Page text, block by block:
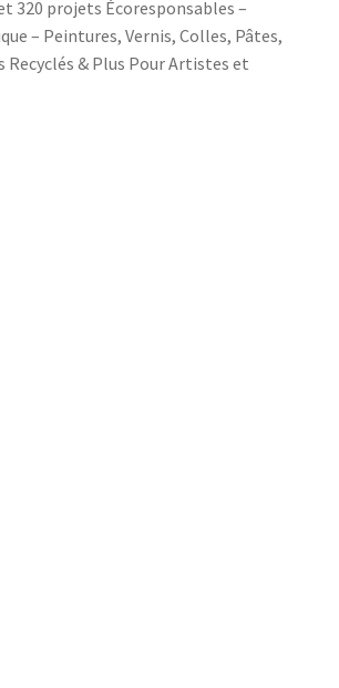
320 projets Écoresponsables –
– Peintures, Vernis, Colles, Pâtes,
Recyclés & Plus Pour Artistes et